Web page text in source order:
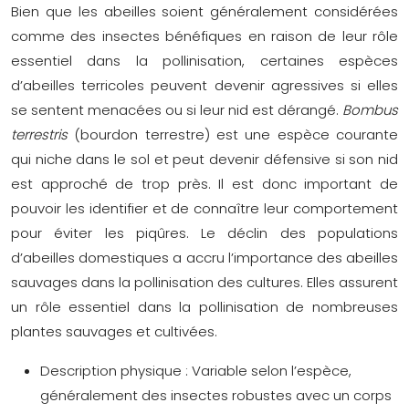
Bien que les abeilles soient généralement considérées
comme des insectes bénéfiques en raison de leur rôle
essentiel dans la pollinisation, certaines espèces
d’abeilles terricoles peuvent devenir agressives si elles
se sentent menacées ou si leur nid est dérangé. Bombus
terrestris (bourdon terrestre) est une espèce courante
qui niche dans le sol et peut devenir défensive si son nid
est approché de trop près. Il est donc important de
pouvoir les identifier et de connaître leur comportement
pour éviter les piqûres. Le déclin des populations
d’abeilles domestiques a accru l’importance des abeilles
sauvages dans la pollinisation des cultures. Elles assurent
un rôle essentiel dans la pollinisation de nombreuses
plantes sauvages et cultivées.
Description physique : Variable selon l’espèce,
généralement des insectes robustes avec un corps